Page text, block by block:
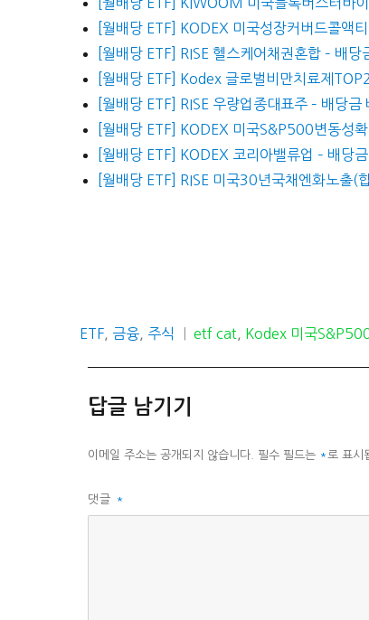
[월배당 ETF] KODEX 미국성장커버드콜액
[월배당 ETF] RISE 헬스케어채권혼합 – 배
[월배당 ETF] Kodex 글로벌비만치료제
[월배당 ETF] RISE 우량업종대표주 – 배당
[월배당 ETF] KODEX 미국S&P500변동성
[월배당 ETF] KODEX 코리아밸류업 – 배당
[월배당 ETF] RISE 미국30년국채엔화노출(
카
리
ETF 금융 주식
태
etf cat Kodex 미국
답글 남기기
이메일 주소는 공개되지 않습니다. 필수 필드는 *로 표시
댓글 *